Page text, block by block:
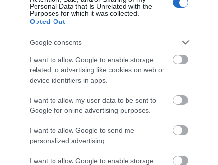
Personal Data that Is Unrelated with the
Purposes for which it was collected.
Opted Out
Google consents
I want to allow Google to enable storage
related to advertising like cookies on web or
device identifiers in apps.
I want to allow my user data to be sent to
Google for online advertising purposes.
I want to allow Google to send me
personalized advertising.
I want to allow Google to enable storage
agents, διατηρώντας παράλληλα τη βεβαιότητα
ότι οι πληρωμές διεκπεραιώνονται με ασφάλεια
και αξιοπιστία».
Ακολουθήστε τοinsider.gr στο Google News
και μάθετε
πρώτοι όλες τιςειδήσειςαπό την Ελλάδα και τον κόσμο.